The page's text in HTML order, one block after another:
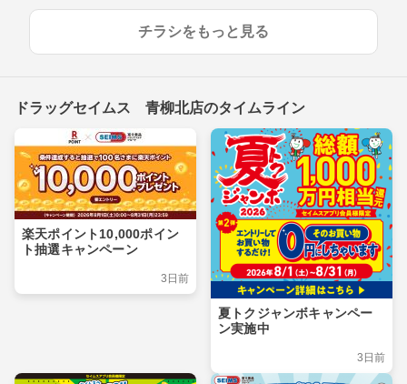
チラシをもっと見る
ドラッグセイムス 青柳北店のタイムライン
楽天ポイント10,000ポイン
ト抽選キャンペーン
3日前
夏トクジャンボキャンペー
ン実施中
3日前